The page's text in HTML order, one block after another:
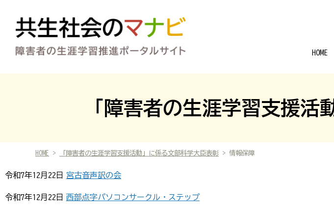
HOME
「障害者の生涯学習支援活
HOME > 「障害者の生涯学習支援活動」に係る文部科学大臣表彰 > 情報保障
令和7年12月22日 宮古音声訳の会
令和7年12月22日 西部点字パソコンサークル・ステップ